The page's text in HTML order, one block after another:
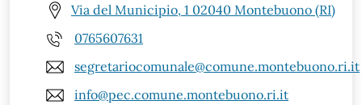
Via del Municipio, 1 02040 Montebuono (RI)
0765607631
segretariocomunale@comune.montebuono.ri.it
info@pec.comune.montebuono.ri.it